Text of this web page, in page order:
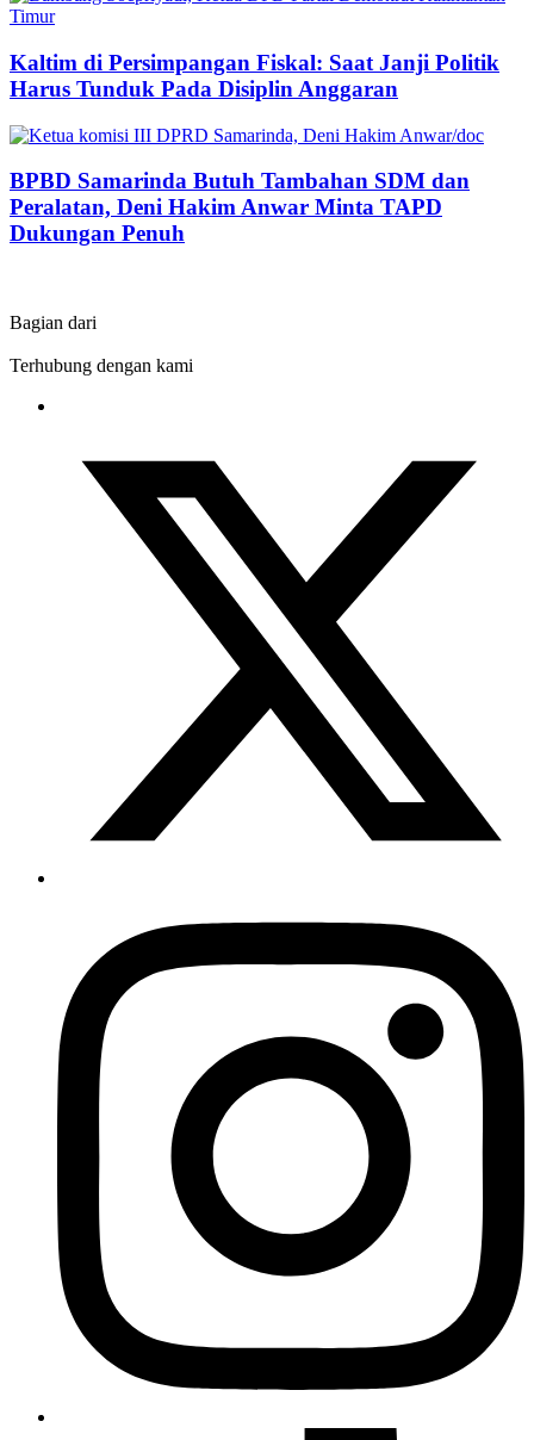
Kaltim di Persimpangan Fiskal: Saat Janji Politik
Harus Tunduk Pada Disiplin Anggaran
BPBD Samarinda Butuh Tambahan SDM dan
Peralatan, Deni Hakim Anwar Minta TAPD
Dukungan Penuh
Bagian dari
Terhubung dengan kami